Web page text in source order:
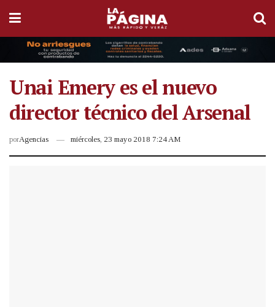
Unai Emery es el nuevo
director técnico del Arsenal
porAgencias miércoles, 23 mayo 2018 7:24 AM